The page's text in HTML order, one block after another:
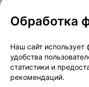
фруктов, или
По 10 таблеток в
таблеток в
Обработка
Наш сайт использует
удобства
статистики и
рекомендаций.